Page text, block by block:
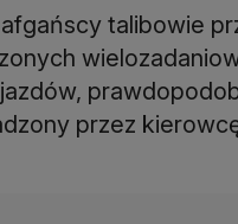
talibowie
przez